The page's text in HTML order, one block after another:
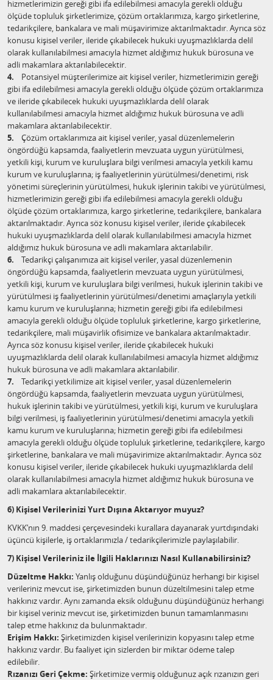
hizmetlerimizin gereği gibi ifa edilebilmesi amacıyla gerekli olduğu
ölçüde topluluk şirketlerimize, çözüm ortaklarımıza, kargo şirketlerine,
tedarikçilere, bankalara ve mali müşavirimize aktarılmaktadır. Ayrıca söz
konusu kişisel veriler, ileride çıkabilecek hukuki uyuşmazlıklarda delil
olarak kullanılabilmesi amacıyla hizmet aldığımız hukuk bürosuna ve
adli makamlara aktarılabilecektir.
4. Potansiyel müşterilerimize ait kişisel veriler, hizmetlerimizin gereği
gibi ifa edilebilmesi amacıyla gerekli olduğu ölçüde çözüm ortaklarımıza
ve ileride çıkabilecek hukuki uyuşmazlıklarda delil olarak
kullanılabilmesi amacıyla hizmet aldığımız hukuk bürosuna ve adli
makamlara aktarılabilecektir.
5. Çözüm ortaklarımıza ait kişisel veriler, yasal düzenlemelerin
öngördüğü kapsamda, faaliyetlerin mevzuata uygun yürütülmesi,
yetkili kişi, kurum ve kuruluşlara bilgi verilmesi amacıyla yetkili kamu
kurum ve kuruluşlarına; iş faaliyetlerinin yürütülmesi/denetimi, risk
yönetimi süreçlerinin yürütülmesi, hukuk işlerinin takibi ve yürütülmesi,
hizmetlerimizin gereği gibi ifa edilebilmesi amacıyla gerekli olduğu
ölçüde çözüm ortaklarımıza, kargo şirketlerine, tedarikçilere, bankalara
aktarılmaktadır. Ayrıca söz konusu kişisel veriler, ileride çıkabilecek
hukuki uyuşmazlıklarda delil olarak kullanılabilmesi amacıyla hizmet
aldığımız hukuk bürosuna ve adli makamlara aktarılabilir.
6.
Tedarikçi çalışanımıza ait kişisel veriler, yasal düzenlemenin
öngördüğü kapsamda, faaliyetlerin mevzuata uygun yürütülmesi,
yetkili kişi, kurum ve kuruluşlara bilgi verilmesi, hukuk işlerinin takibi ve
yürütülmesi iş faaliyetlerinin yürütülmesi/denetimi amaçlarıyla yetkili
kamu kurum ve kuruluşlarına; hizmetin gereği gibi ifa edilebilmesi
amacıyla gerekli olduğu ölçüde topluluk şirketlerine, kargo şirketlerine,
tedarikçilere, mali müşavirlik ofisimize ve bankalara aktarılmaktadır.
Ayrıca söz konusu kişisel veriler, ileride çıkabilecek hukuki
uyuşmazlıklarda delil olarak kullanılabilmesi amacıyla hizmet aldığımız
hukuk bürosuna ve adli makamlara aktarılabilir.
7. Tedarikçi yetkilimize ait kişisel veriler, yasal düzenlemelerin
öngördüğü kapsamda, faaliyetlerin mevzuata uygun yürütülmesi,
hukuk işlerinin takibi ve yürütülmesi, yetkili kişi, kurum ve kuruluşlara
bilgi verilmesi, iş faaliyetlerinin yürütülmesi/denetimi amacıyla yetkili
kamu kurum ve kuruluşlarına; hizmetin gereği gibi ifa edilebilmesi
amacıyla gerekli olduğu ölçüde topluluk şirketlerine, tedarikçilere, kargo
şirketlerine, bankalara ve mali müşavirimize aktarılmaktadır. Ayrıca söz
konusu kişisel veriler, ileride çıkabilecek hukuki uyuşmazlıklarda delil
olarak kullanılabilmesi amacıyla hizmet aldığımız hukuk bürosuna ve
adli makamlara aktarılabilecektir.
6) Kişisel Verilerinizi Yurt Dışına Aktarıyor muyuz?
KVKK’nın 9. maddesi çerçevesindeki kurallara dayanarak yurtdışındaki
üçüncü kişilerle, iş ortaklarımızla / tedarikçilerimizle paylaşılabilir.
7) Kişisel Verileriniz ile İlgili Haklarınızı Nasıl Kullanabilirsiniz?
Düzeltme Hakkı: Yanlış olduğunu düşündüğünüz herhangi bir kişisel
verileriniz mevcut ise, şirketimizden bunun düzeltilmesini talep etme
hakkınız vardır. Aynı zamanda eksik olduğunu düşündüğünüz herhangi
bir kişisel veriniz mevcut ise, şirketimizden bunun tamamlanmasını
talep etme hakkınız da bulunmaktadır.
Erişim Hakkı: Şirketimizden kişisel verilerinizin kopyasını talep etme
hakkınız vardır. Bu faaliyet için sizlerden bir miktar ödeme talep
edilebilir.
Rızanızı Geri Çekme: Şirketimize vermiş olduğunuz açık rızanızın geri